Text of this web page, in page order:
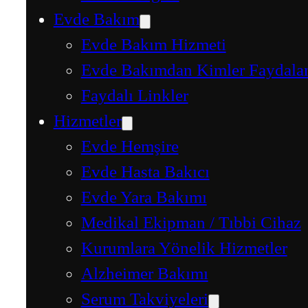
Evde Bakım
Evde Bakım Hizmeti
Evde Bakımdan Kimler
Faydalı Linkler
Hizmetler
Evde Hemşire
Evde Hasta Bakıcı
Evde Yara Bakımı
Medikal Ekipman / Tıbbi Cihaz
Kurumlara Yönelik Hizmetler
Alzheimer Bakımı
Serum Takviyeleri